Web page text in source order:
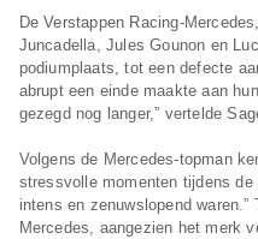
De Verstappen Racing-
Juncadella, Jules Gounon en
podiumplaats, tot een defecte
abrupt een einde maakte aan
gezegd nog langer,” vertelde
Volgens de Mercedes-topman
stressvolle momenten tijdens
intens en zenuwslopend
Mercedes, aangezien het merk